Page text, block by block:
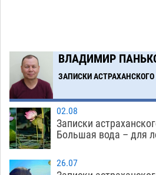
18:57
В Астрахани впервые
теории игр
ВЛАДИМИР
ЗАПИСКИ
02.08
Записки
Большая вода – для
26.07